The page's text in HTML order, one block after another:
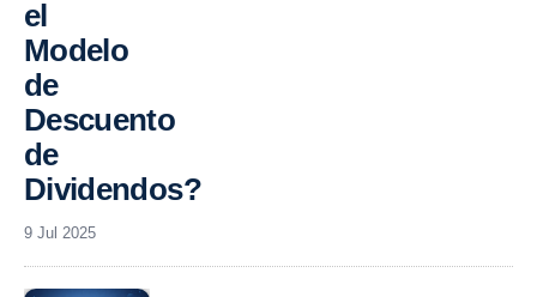
el
Modelo
de
Descuento
de
Dividendos?
9 Jul 2025